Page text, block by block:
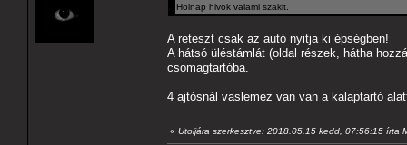
Holnap hivok valami szakit.
A reteszt csak az autó nyitja ki épségben!
A hátsó üléstámlát (oldal részek, hátha
csomagtartóba.
4 ajtósnál vaslemez van van a kalaptartó
« Utoljára szerkesztve: 2018.05.15 kedd, 07:56:15 írta